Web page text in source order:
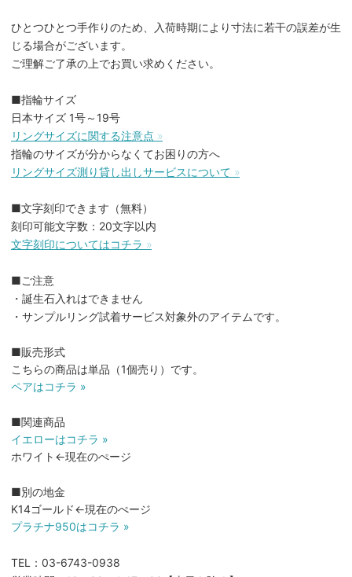
ひとつひとつ手作りのため、入荷時期により寸法に若干の誤差が生
じる場合がございます。
ご理解ご了承の上でお買い求めください。
■指輪サイズ
日本サイズ 1号～19号
リングサイズに関する注意点 »
指輪のサイズが分からなくてお困りの方へ
リングサイズ測り貸し出しサービスについて »
■文字刻印できます（無料）
刻印可能文字数：20文字以内
文字刻印についてはコチラ »
■ご注意
・誕生石入れはできません
・サンプルリング試着サービス対象外のアイテムです。
■販売形式
こちらの商品は単品（1個売り）です。
ペアはコチラ »
■関連商品
イエローはコチラ »
ホワイト←現在のぺージ
■別の地金
K14ゴールド←現在のぺージ
プラチナ950はコチラ »
TEL：03-6743-0938